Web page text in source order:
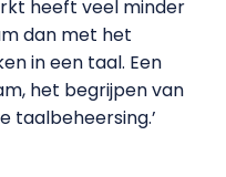
heeft veel minder
dan met het
in een taal. Een
het begrijpen van
taalbeheersing.’